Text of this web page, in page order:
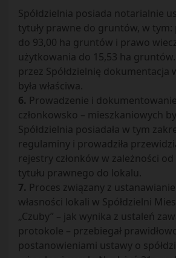
Spółdzielnia posiada notarialnie
tytuły prawne do gruntów, w tym:
do 93,00 ha gruntów i prawo
użytkowania do 15,53 ha
przez Spółdzielnię dokumentacja
była właściwa.
6. Prowadzenie i
członkowsko – mieszkaniowych
Spółdzielnia posiadała w tym
regulaminy i prowadziła
rejestry członków w zależności
tytułu prawnego do lokalu.
7. Proces związany z
własności lokali w Spółdzielni
„Czuby” – jak wynika z ustaleń
protokole – przebiegał
postanowieniami ustawy o